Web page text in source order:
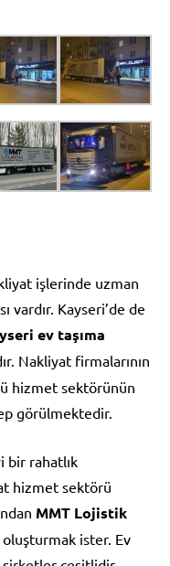
işlerinde uzman
vardır. Kayseri’de de
ev taşıma
Nakliyat firmalarının
hizmet sektörünün
görülmektedir.
bir rahatlık
hizmet sektörü
MMT Lojistik
ister. Ev